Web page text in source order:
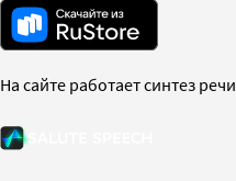
На сайте работает синтез речи